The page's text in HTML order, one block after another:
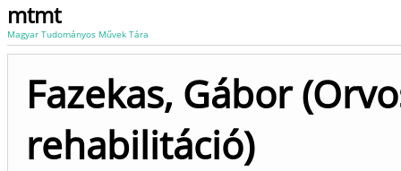
mtmt
Magyar Tudományos Művek Tára
Fazekas, Gábor
rehabilitáció)